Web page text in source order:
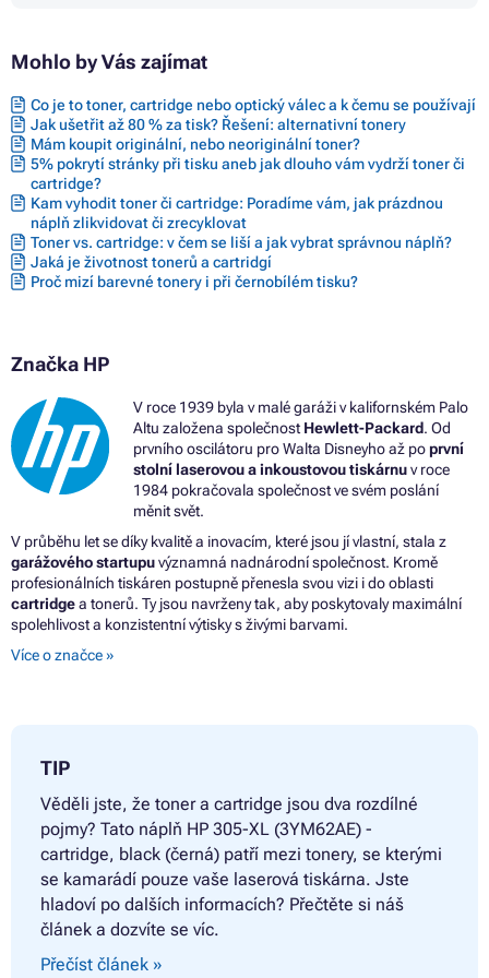
Barvy HP DESKJET 2800 SERIES
Barvy HP DESKJET 2820E ALL-IN-ONE
Barvy HP DESKJET 2821E
Barvy HP DESKJET 2822E
Barvy HP DESKJET 2823E
Barvy HP DESKJET 4110E ALL-IN-ONE
Barvy HP DESKJET 4120E ALL-IN-ONE
Barvy HP DESKJET 4122E ALL-IN-ONE
Barvy HP DESKJET 4130E ALL-IN-ONE
Barvy HP DESKJET 4200 SERIES
Barvy HP DESKJET 4210E
Barvy HP DESKJET PLUS 4100
Barvy HP DESKJET PLUS 4110 ALL-IN-ONE
Barvy HP DESKJET PLUS 4110E
Barvy HP DESKJET PLUS 4120
Barvy HP DESKJET PLUS 4120E
Barvy HP DESKJET PLUS 4121
Barvy HP DESKJET PLUS 4122 ALL-IN-ONE
Barvy HP DESKJET PLUS 4122E
Barvy HP DESKJET PLUS 4130 ALL-IN-ONE
Barvy HP DESKJET PLUS 4130E
Barvy HP DESKJET PLUS 4132
Barvy HP DESKJET PLUS 4140
Barvy HP DESKJET PLUS 4155
Barvy HP ENVY 6010E ALL-IN-ONE
Barvy HP ENVY 6015
Barvy HP ENVY 6020
Barvy HP ENVY 6020E ALL-IN-ONE
Barvy HP ENVY 6022 ALL-IN-ONE
Barvy HP ENVY 6022E ALL-IN-ONE
Barvy HP ENVY 6030 ALL-IN-ONE
Barvy HP ENVY 6030E ALL-IN-ONE
Barvy HP ENVY 6032E
Mohlo by Vás zajímat
Co je to toner, cartridge nebo optický válec a k čemu se používají
Jak ušetřit až 80 % za tisk? Řešení: alternativní tonery
Mám koupit originální, nebo neoriginální toner?
5% pokrytí stránky při tisku aneb jak dlouho vám vydrží toner či
cartridge?
Kam vyhodit toner či cartridge: Poradíme vám, jak prázdnou
náplň zlikvidovat či zrecyklovat
Toner vs. cartridge: v čem se liší a jak vybrat správnou náplň?
Jaká je životnost tonerů a cartridgí
Proč mizí barevné tonery i při černobílém tisku?
Značka HP
V roce 1939 byla v malé garáži v kalifornském Palo
Altu založena společnost Hewlett-Packard. Od
prvního oscilátoru pro Walta Disneyho až poprvní
stolní laserovou a inkoustovou tiskárnuv roce
1984 pokračovala společnost ve svém poslání
měnit svět.
V průběhu let se díky kvalitě a inovacím, které jsou jí vlastní, stala z
garážového startupuvýznamná nadnárodní společnost. Kromě
profesionálních tiskáren postupně přenesla svou vizi i do oblasti
cartridgea tonerů. Ty jsou navrženy tak, aby poskytovaly maximální
spolehlivost a konzistentní výtisky s živými barvami.
Více o značce »
TIP
Věděli jste, že toner a cartridge jsou dva rozdílné
pojmy? Tato náplň HP 305-XL (3YM62AE) -
cartridge, black (černá) patří mezi tonery, se kterými
se kamarádí pouze vaše laserová tiskárna. Jste
hladoví po dalších informacích? Přečtěte si náš
článek a dozvíte se víc.
Přečíst článek »